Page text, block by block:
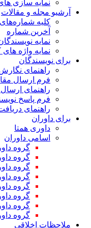
های مجله
مجله
های کلیدی
نگارش مقاله
مقاله
ارسال مقاله
نویسنده به داور
داوران سال 1397
داوران سال 1398
داوران سال 1399
داوران سال 1400
داوران سال 1401
داوران سال 1402
داوران سال 1403
داوران سال 1404